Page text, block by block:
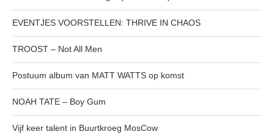
EVENTJES VOORSTELLEN: THRIVE IN CHAOS
TROOST – Not All Men
Postuum album van MATT WATTS op komst
NOAH TATE – Boy Gum
Vijf keer talent in Buurtkroeg MosCow